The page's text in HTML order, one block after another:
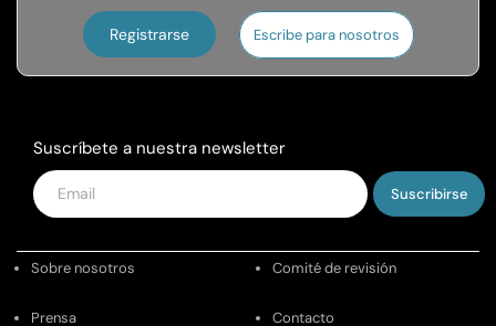
Registrarse Escribe para nosotros
Suscríbete a nuestra newsletter
Introduce
tu
Sobre nosotros Comité de revisión
Prensa Contacto